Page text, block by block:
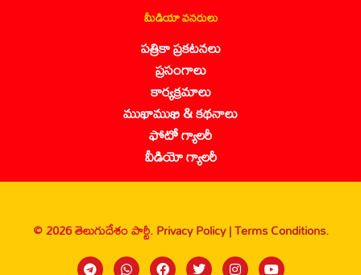
మీడియా వనరులు
పత్రికా ప్రకటనలు
ప్రసంగాలు
కార్యక్రమాలు
ముఖాముఖి & కథనాలు
ఫోటో గ్యాలరీ
వీడియో గ్యాలరీ
© 2026 తెలుగుదేశం పార్టీ.Privacy Policy |Terms Conditions.